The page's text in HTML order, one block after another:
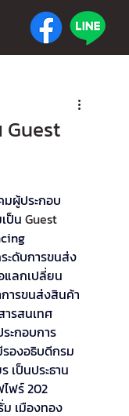
Guest
ผู้ประกอบ
ป็น Guest
ะดับการขนส่ง
แลกเปลี่ยน
ารขนส่งสินค้า
ารสนเทศ
ะกอบการ
องอธิบดีกรม
เป็นประธาน
ฟร์ 202
เมืองทอง